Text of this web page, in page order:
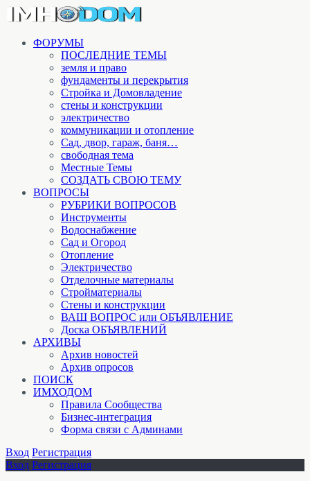
ФОРУМЫ
ПОСЛЕДНИЕ ТЕМЫ
земля и право
фундаменты и перекрытия
Стройка и Домовладение
стены и конструкции
электричество
коммуникации и отопление
Cад, двор, гараж, баня…
свободная тема
Местные Темы
СОЗДАТЬ СВОЮ ТЕМУ
ВОПРОСЫ
РУБРИКИ ВОПРОСОВ
Инструменты
Водоснабжение
Сад и Огород
Отопление
Электричество
Отделочные материалы
Стройматериалы
Стены и конструкции
ВАШ ВОПРОС или ОБЪЯВЛЕНИЕ
Доска ОБЪЯВЛЕНИЙ
АРХИВЫ
Архив новостей
Архив опросов
ПОИСК
ИМХОДОМ
Правила Сообщества
Бизнес-интеграция
Форма связи с Админами
Вход Регистрация
Вход Регистрация